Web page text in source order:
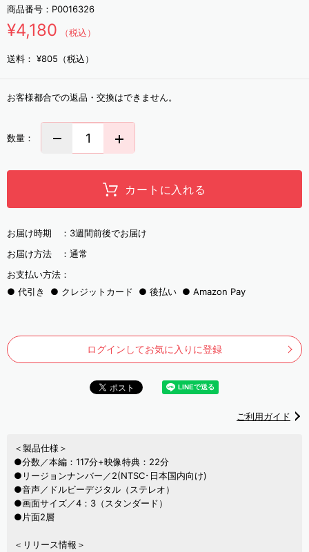
商品番号： P0016326
¥4,180 （税込）
送料： ¥805（税込）
お客様都合での返品・交換はできません。
数量：
カートに入れる
お届け時期 ： 3週間前後でお届け
お届け方法 ： 通常
お支払い方法：
代引き
クレジットカード 後払い Amazon Pay
ログインしてお気に入りに登録
ご利用ガイド
＜製品仕様＞
●分数／本編：117分+映像特典：22分
●リージョンナンバー／2(NTSC･日本国内向け)
●音声／ドルビーデジタル（ステレオ）
●画面サイズ／4：3（スタンダード）
●片面2層
＜リリース情報＞